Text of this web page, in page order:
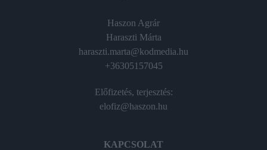
Haszon Agrár
Haraszti Márta
haraszti.marta@kodmedia.hu
+36305157045
Előfizetés, terjesztés:
elofiz@haszon.hu
KAPCSOLAT